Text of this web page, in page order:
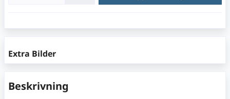
Extra Bilder
Beskrivning